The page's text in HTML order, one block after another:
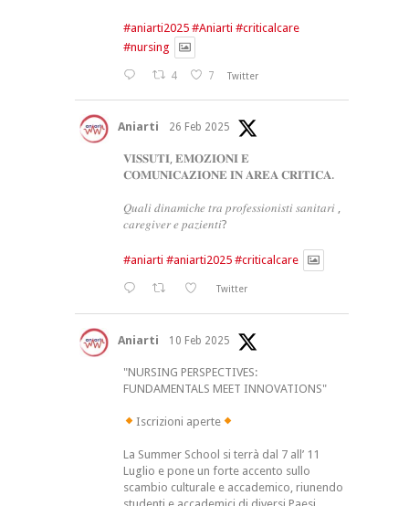
#aniarti2025 #Aniarti #criticalcare
#nursing
4 7 Twitter
Aniarti 26 Feb 2025
𝐕𝐈𝐒𝐒𝐔𝐓𝐈, 𝐄𝐌𝐎𝐙𝐈𝐎𝐍𝐈 𝐄
𝐂𝐎𝐌𝐔𝐍𝐈𝐂𝐀𝐙𝐈𝐎𝐍𝐄 𝐈𝐍 𝐀𝐑𝐄𝐀 𝐂𝐑𝐈𝐓𝐈𝐂𝐀.
𝑄𝑢𝑎𝑙𝑖 𝑑𝑖𝑛𝑎𝑚𝑖𝑐ℎ𝑒 𝑡𝑟𝑎 𝑝𝑟𝑜𝑓𝑒𝑠𝑠𝑖𝑜𝑛𝑖𝑠𝑡𝑖 𝑠𝑎𝑛𝑖𝑡𝑎𝑟𝑖 ,
𝑐𝑎𝑟𝑒𝑔𝑖𝑣𝑒𝑟 𝑒 𝑝𝑎𝑧𝑖𝑒𝑛𝑡𝑖?
#aniarti #aniarti2025 #criticalcare
Twitter
Aniarti 10 Feb 2025
"NURSING PERSPECTIVES:
FUNDAMENTALS MEET INNOVATIONS"
Iscrizioni aperte
La Summer School si terrà dal 7 all’ 11
Luglio e pone un forte accento sullo
scambio culturale e accademico, riunendo